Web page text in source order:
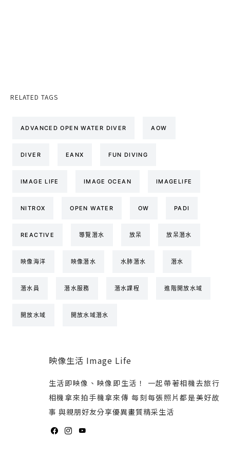
RELATED TAGS
ADVANCED OPEN WATER DIVER AOW
DIVER EANX FUN DIVING
IMAGE LIFE IMAGE OCEAN IMAGELIFE
NITROX OPEN WATER OW PADI
REACTIVE 導覽潛水 放呆 放呆潛水
映像海洋 映像潛水 水肺潛水 潛水
潛水員 潛水服務 潛水課程 進階開放水域
開放水域 開放水域潛水
映像生活 Image Life
生活即映像、映像即生活！ 一起帶著相機去旅行
相機拿來拍手機拿來傳 每刻每張照片都是美好故
事 與親朋好友分享優異畫質精采生活